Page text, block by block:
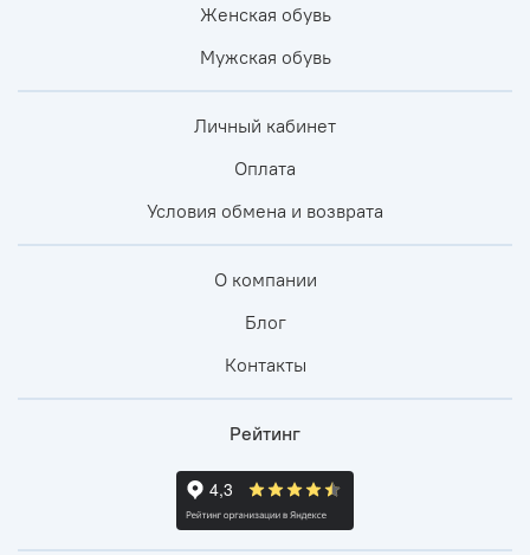
Женская обувь
Мужская обувь
Личный кабинет
Оплата
Условия обмена и возврата
О компании
Блог
Контакты
Рейтинг